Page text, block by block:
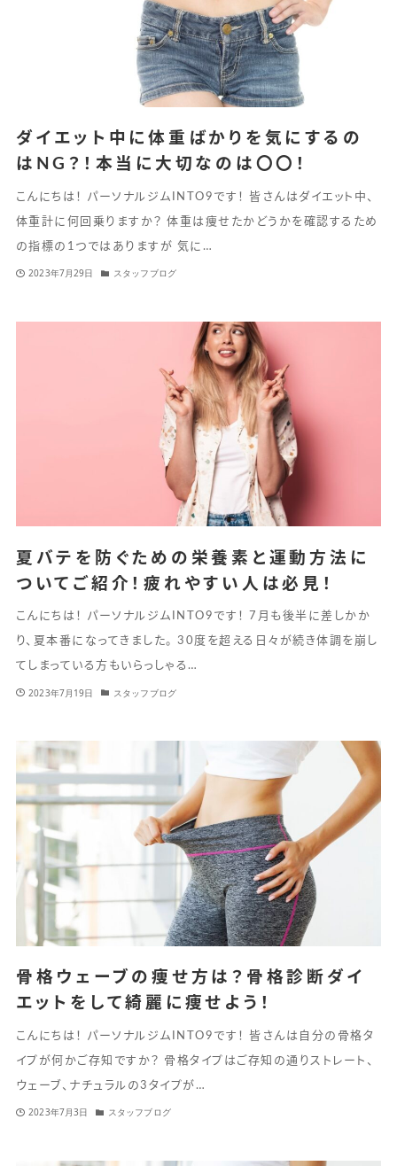
ダイエット中に体重ばかりを気にするの
はNG？！本当に大切なのは〇〇！
こんにちは！ パーソナルジムINTO9です！ 皆さんはダイエット中、
体重計に何回乗りますか？ 体重は痩せたかどうかを確認するため
の指標の1つではありますが 気に…
2023年7月29日 スタッフブログ
夏バテを防ぐための栄養素と運動方法に
ついてご紹介！疲れやすい人は必見！
こんにちは！ パーソナルジムINTO9です！ 7月も後半に差しかか
り、夏本番になってきました。 30度を超える日々が続き体調を崩し
てしまっている方もいらっしゃる…
2023年7月19日 スタッフブログ
骨格ウェーブの痩せ方は？骨格診断ダイ
エットをして綺麗に痩せよう！
こんにちは！ パーソナルジムINTO9です！ 皆さんは自分の骨格タ
イプが何かご存知ですか？ 骨格タイプはご存知の通りストレート、
ウェーブ、ナチュラルの3タイプが…
2023年7月3日 スタッフブログ